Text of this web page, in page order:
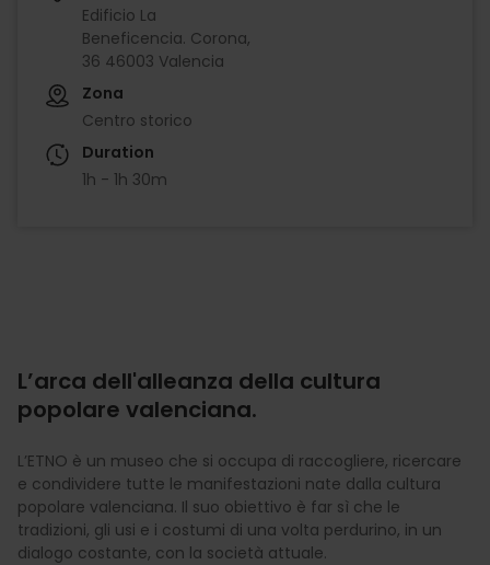
Edificio La
Beneficencia. Corona,
36 46003 Valencia
Zona
Centro storico
Duration
1h - 1h 30m
L’arca dell'alleanza della cultura
popolare valenciana.
L’ETNO è un museo che si occupa di raccogliere, ricercare
e condividere tutte le manifestazioni nate dalla cultura
popolare valenciana. Il suo obiettivo è far sì che le
tradizioni, gli usi e i costumi di una volta perdurino, in un
dialogo costante, con la società attuale.